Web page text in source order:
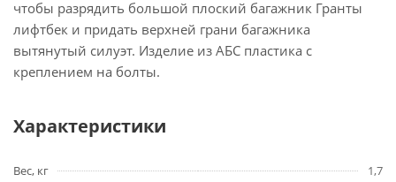
чтобы разрядить большой плоский багажник Гранты
лифтбек и придать верхней грани багажника
вытянутый силуэт. Изделие из АБС пластика с
креплением на болты.
Характеристики
Вес, кг 1,7